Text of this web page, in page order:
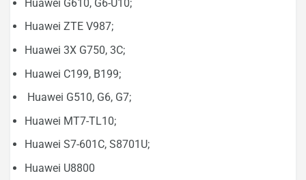
Huawei G610, G6-U10;
Huawei ZTE V987;
Huawei 3X G750, 3C;
Huawei C199, B199;
Huawei G510, G6, G7;
Huawei MT7-TL10;
Huawei S7-601C, S8701U;
Huawei U8800